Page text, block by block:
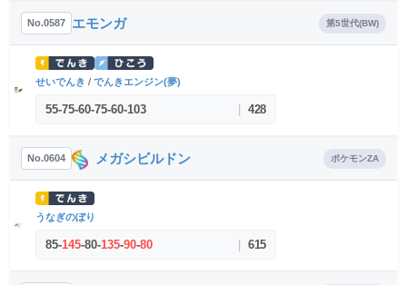
No.0587 エモンガ 第5世代(BW)
せいでんき / でんきエンジン(夢)
55-75-60-75-60-103 428
No.0604 メガシビルドン ポケモンZA
うなぎのぼり
85-145-80-135-90-80 615